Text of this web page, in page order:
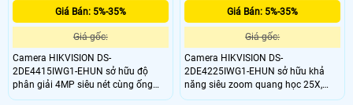
Giá Bán: 5%-35%
Giá gốc:
Camera HIKVISION DS-
2DE4415IWG1-EHUN sở hữu độ
phân giải 4MP siêu nét cùng ống
kính zoom quang học 15X mạnh
Giá Bán: 5%-35%
Giá gốc:
Camera HIKVISION DS-
2DE4225IWG1-EHUN sở hữu khả
năng siêu zoom quang học 25X,
cho phép quan sát rõ nét từng chi